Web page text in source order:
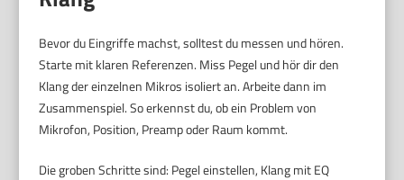
Bevor du Eingriffe machst, solltest du messen und hören.
Starte mit klaren Referenzen. Miss Pegel und hör dir den
Klang der einzelnen Mikros isoliert an. Arbeite dann im
Zusammenspiel. So erkennst du, ob ein Problem von
Mikrofon, Position, Preamp oder Raum kommt.
Die groben Schritte sind: Pegel einstellen, Klang mit EQ